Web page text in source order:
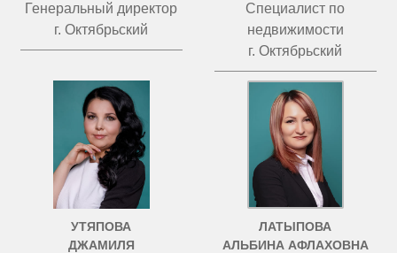
Генеральный директор
г. Октябрьский
Специалист по
недвижимости
г. Октябрьский
УТЯПОВА
ДЖАМИЛЯ
ЛАТЫПОВА
АЛЬБИНА АФЛАХОВНА